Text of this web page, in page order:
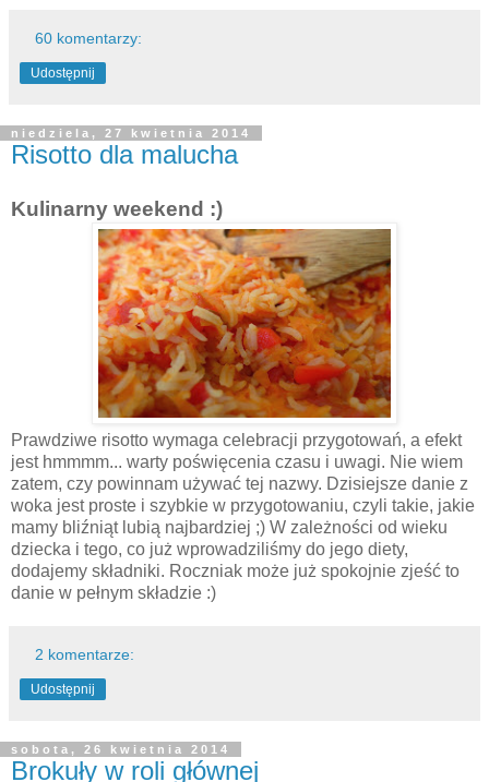
60 komentarzy:
Udostępnij
niedziela, 27 kwietnia 2014
Risotto dla malucha
Kulinarny weekend :)
Prawdziwe risotto wymaga celebracji przygotowań, a efekt
jest hmmmm... warty poświęcenia czasu i uwagi. Nie wiem
zatem, czy powinnam używać tej nazwy. Dzisiejsze danie z
woka jest proste i szybkie w przygotowaniu, czyli takie, jakie
mamy bliźniąt lubią najbardziej ;) W zależności od wieku
dziecka i tego, co już wprowadziliśmy do jego diety,
dodajemy składniki. Roczniak może już spokojnie zjeść to
danie w pełnym składzie :)
2 komentarze:
Udostępnij
sobota, 26 kwietnia 2014
Brokuły w roli głównej